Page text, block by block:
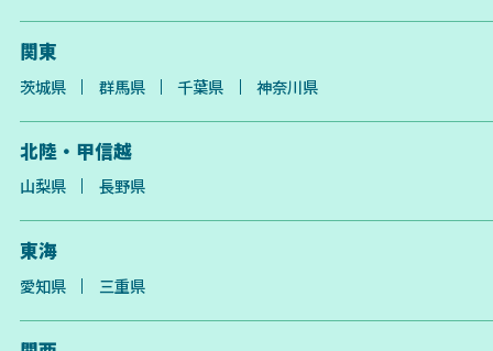
関東
茨城県 群馬県 千葉県 神奈川県
北陸・甲信越
山梨県 長野県
東海
愛知県 三重県